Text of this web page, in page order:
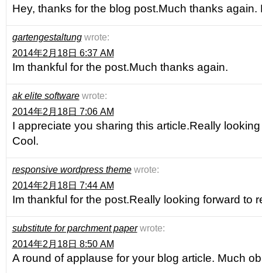
Hey, thanks for the blog post.Much thanks again.
gartengestaltung wrote:
2014年2月18日 6:37 AM
Im thankful for the post.Much thanks again.
ak elite software wrote:
2014年2月18日 7:06 AM
I appreciate you sharing this article.Really
Cool.
responsive wordpress theme wrote:
2014年2月18日 7:44 AM
Im thankful for the post.Really looking forward to
substitute for parchment paper wrote:
2014年2月18日 8:50 AM
A round of applause for your blog article. Much